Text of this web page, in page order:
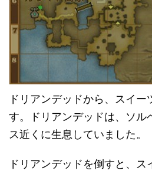
ドリアンデッドから、スイー
す。ドリアンデッドは、ソル
ス近くに生息していました。
ドリアンデッドを倒すと、